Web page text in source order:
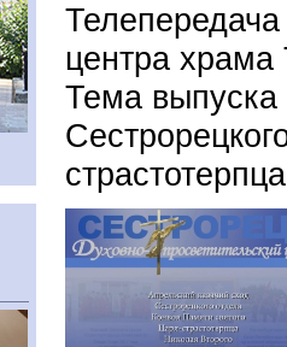
центра
Тема выпуска